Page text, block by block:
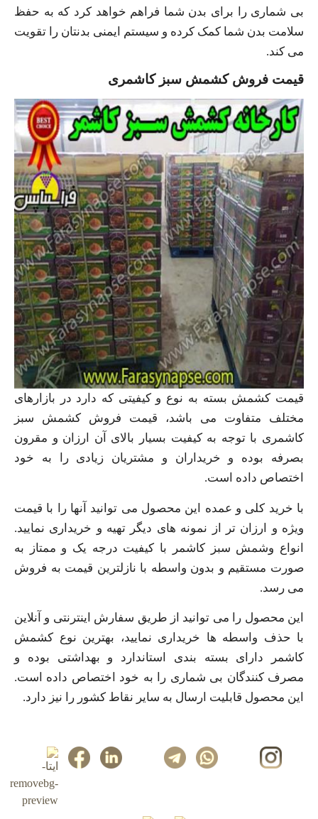
بی شماری را برای بدن شما فراهم خواهد کرد که به حفظ
سلامت بدن شما کمک کرده و سیستم ایمنی بدنتان را تقویت
می کند.
قیمت فروش کشمش سبز کاشمری
قیمت کشمش بسته به نوع و کیفیتی که دارد در بازارهای
مختلف متفاوت می باشد، قیمت فروش کشمش سبز
کاشمری با توجه به کیفیت بسیار بالای آن ارزان و مقرون
بصرفه بوده و خریداران و مشتریان زیادی را به خود
اختصاص داده است.
با خرید کلی و عمده این محصول می توانید آنها را با قیمت
ویژه و ارزان تر از نمونه های دیگر تهیه و خریداری نمایید.
انواع وشمش سبز کاشمر با کیفیت درجه یک و ممتاز به
صورت مستقیم و بدون واسطه با نازلترین قیمت به فروش
می رسد.
این محصول را می توانید از طریق سفارش اینترنتی و آنلاین
با حذف واسطه ها خریداری نمایید، بهترین نوع کشمش
کاشمر دارای بسته بندی استاندارد و بهداشتی بوده و
مصرف کنندگان بی شماری را به خود اختصاص داده است.
این محصول قابلیت ارسال به سایر نقاط کشور را نیز دارد.